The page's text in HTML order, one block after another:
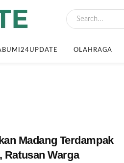
OLAHRAGA
Madang Terdampak
Warga